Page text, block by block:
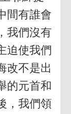
間有誰會
我們沒有
迫使我們
改不是出
的元首和
，我們領